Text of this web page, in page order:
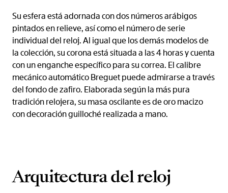
Su esfera está adornada con dos números arábigos
pintados en relieve, así como el número de serie
individual del reloj. Al igual que los demás modelos de
la colección, su corona está situada a las 4 horas y cuenta
con un enganche específico para su correa. El calibre
mecánico automático Breguet puede admirarse a través
del fondo de zafiro. Elaborada según la más pura
tradición relojera, su masa oscilante es de oro macizo
con decoración guilloché realizada a mano.
Arquitectura del reloj